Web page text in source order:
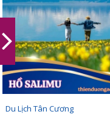
Du Lịch Tân Cương